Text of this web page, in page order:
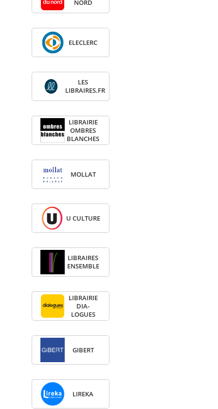
NORD
ELE­CLERC
LES
LIBRAIRES.FR
LIBRAI­RIE
OMBRES
BLANCHES
MOL­LAT
U CULTURE
LIBRAIRES
ENSEMBLE
LIBRAI­RIE
DIA­
LOGUES
GIBERT
LIREKA